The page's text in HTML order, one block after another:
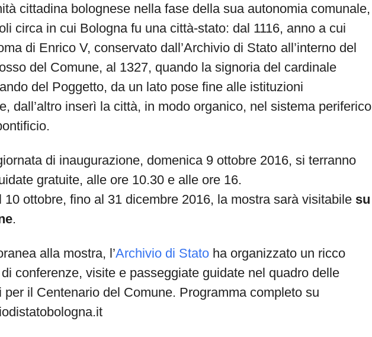
cittadina bolognese nella fase della sua autonomia comunale,
circa in cui Bologna fu una città-stato: dal 1116, anno a cui
di Enrico V, conservato dall’Archivio di Stato all’interno del
del Comune, al 1327, quando la signoria del cardinale
del Poggetto, da un lato pose fine alle istituzioni
dall’altro inserì la città, in modo organico, nel sistema periferico
di inaugurazione, domenica 9 ottobre 2016, si terranno
gratuite, alle ore 10.30 e alle ore 16.
10 ottobre, fino al 31 dicembre 2016, la mostra sarà visitabile su
.
alla mostra, l’Archivio di Stato ha organizzato un ricco
conferenze, visite e passeggiate guidate nel quadro delle
per il Centenario del Comune. Programma completo su